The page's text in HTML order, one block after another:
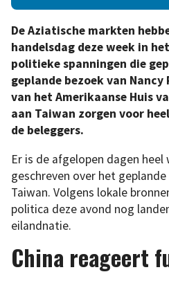
De Aziatische markten
handelsdag deze week in
politieke spanningen die
geplande bezoek van
van het Amerikaanse Huis
aan Taiwan zorgen voor
de beleggers.
Er is de afgelopen dagen
geschreven over het
Taiwan. Volgens lokale
politica deze avond nog
eilandnatie.
China reageert